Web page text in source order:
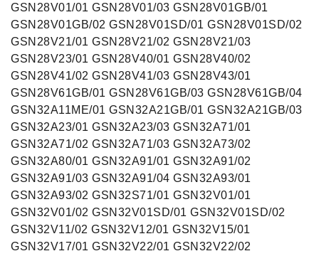
GSN28V01/01 GSN28V01/03 GSN28V01GB/01
GSN28V01GB/02 GSN28V01SD/01 GSN28V01SD/02
GSN28V21/01 GSN28V21/02 GSN28V21/03
GSN28V23/01 GSN28V40/01 GSN28V40/02
GSN28V41/02 GSN28V41/03 GSN28V43/01
GSN28V61GB/01 GSN28V61GB/03 GSN28V61GB/04
GSN32A11ME/01 GSN32A21GB/01 GSN32A21GB/03
GSN32A23/01 GSN32A23/03 GSN32A71/01
GSN32A71/02 GSN32A71/03 GSN32A73/02
GSN32A80/01 GSN32A91/01 GSN32A91/02
GSN32A91/03 GSN32A91/04 GSN32A93/01
GSN32A93/02 GSN32S71/01 GSN32V01/01
GSN32V01/02 GSN32V01SD/01 GSN32V01SD/02
GSN32V11/02 GSN32V12/01 GSN32V15/01
GSN32V17/01 GSN32V22/01 GSN32V22/02